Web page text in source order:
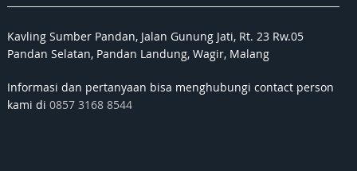
Kavling Sumber Pandan, Jalan Gunung Jati, Rt. 23 Rw.05
Pandan Selatan, Pandan Landung, Wagir, Malang
Informasi dan pertanyaan bisa menghubungi contact person
kami di 0857 3168 8544